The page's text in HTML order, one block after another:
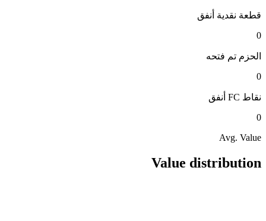
قطعة نقدية أنفق
0
الحزم تم فتحه
0
نقاط FC
أنفق
0
Avg. Value
Value distribution